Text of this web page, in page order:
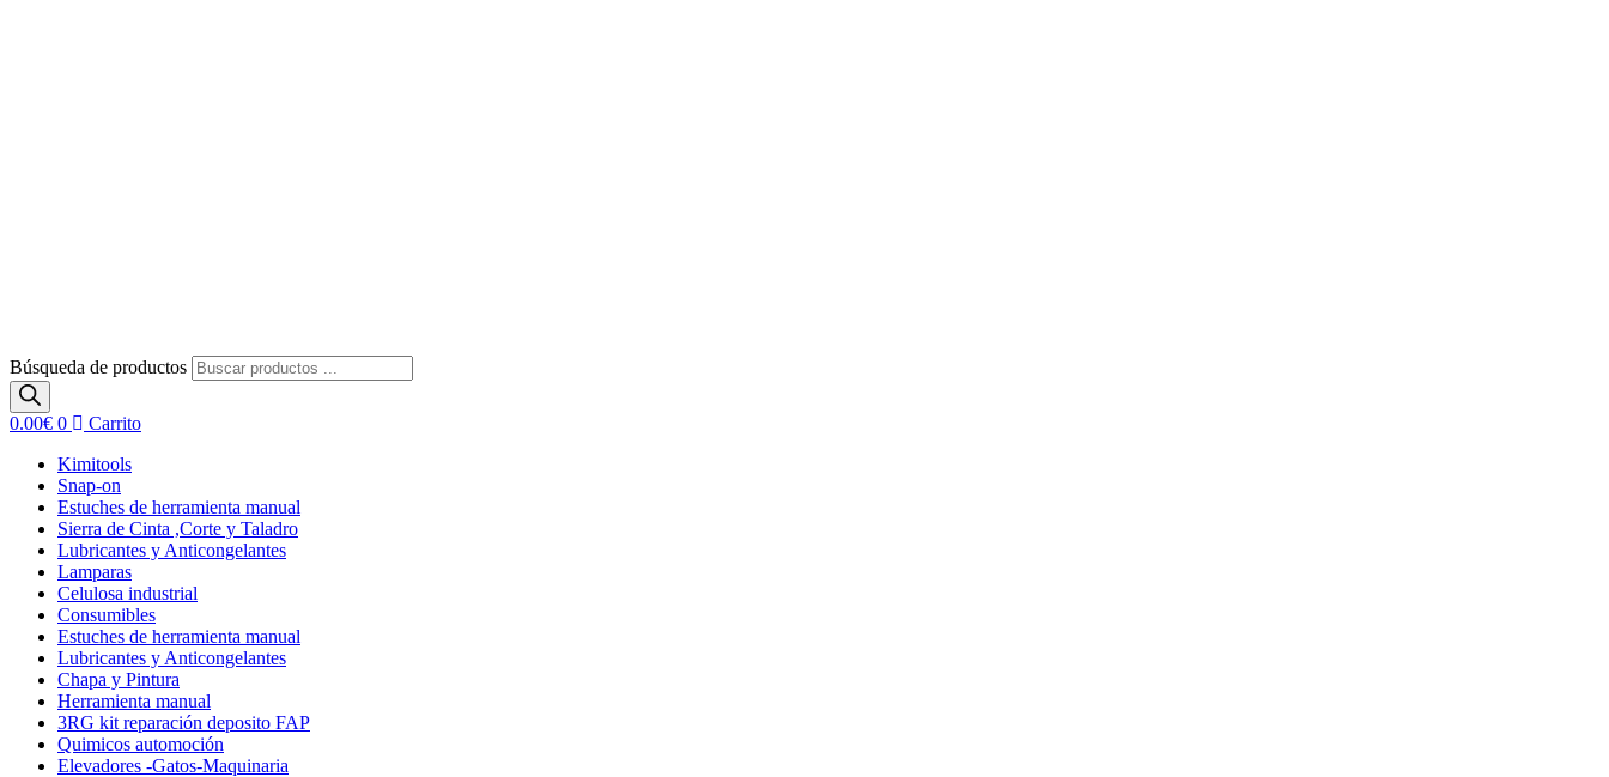
Búsqueda de productos
0.00€ 0
Carrito
Kimitools
Snap-on
Estuches de herramienta manual
Sierra de Cinta ,Corte y Taladro
Lubricantes y Anticongelantes
Lamparas
Celulosa industrial
Consumibles
Estuches de herramienta manual
Lubricantes y Anticongelantes
Chapa y Pintura
Herramienta manual
3RG kit reparación deposito FAP
Quimicos automoción
Elevadores -Gatos-Maquinaria